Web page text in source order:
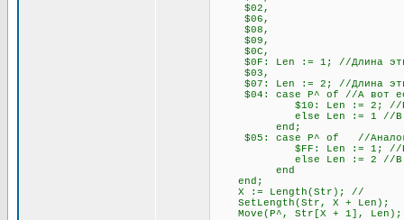
$02,
$06,
$08,
$09,
$0C,
$0F: Len := 1; //Длина этих
$03,
$07: Len := 2; //Длина этих
$04: case P^ of //А вот если
$10: Len := 2; //Если
else Len := 1 //В любом
end;
$05: case P^ of //
$FF: Len := 1; //Если
else Len := 2 //В любом
end
end;
X := Length(Str); //
SetLength(Str, X +
Move(P^, Str[X + 1],